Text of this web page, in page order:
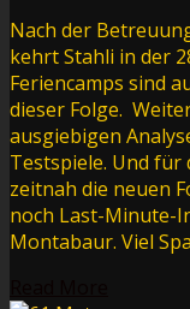
Nach der
kehrt Stahli in der
Feriencamps sind
dieser Folge.
ausgiebigen
Testspiele. Und für
zeitnah die neuen
noch Last-Minute-
Montabaur. Viel